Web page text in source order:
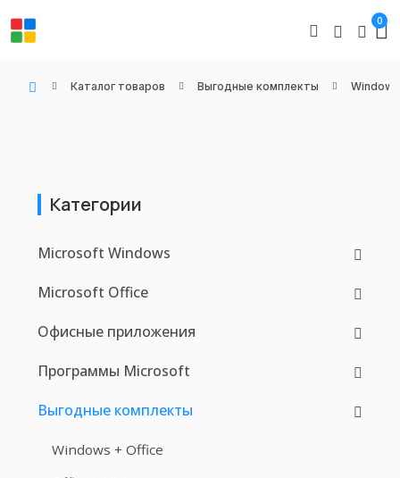
0
Каталог товаров Выгодные комплекты
Категории
Microsoft Windows
Microsoft Office
Офисные приложения
Программы Microsoft
Выгодные комплекты
Windows + Office